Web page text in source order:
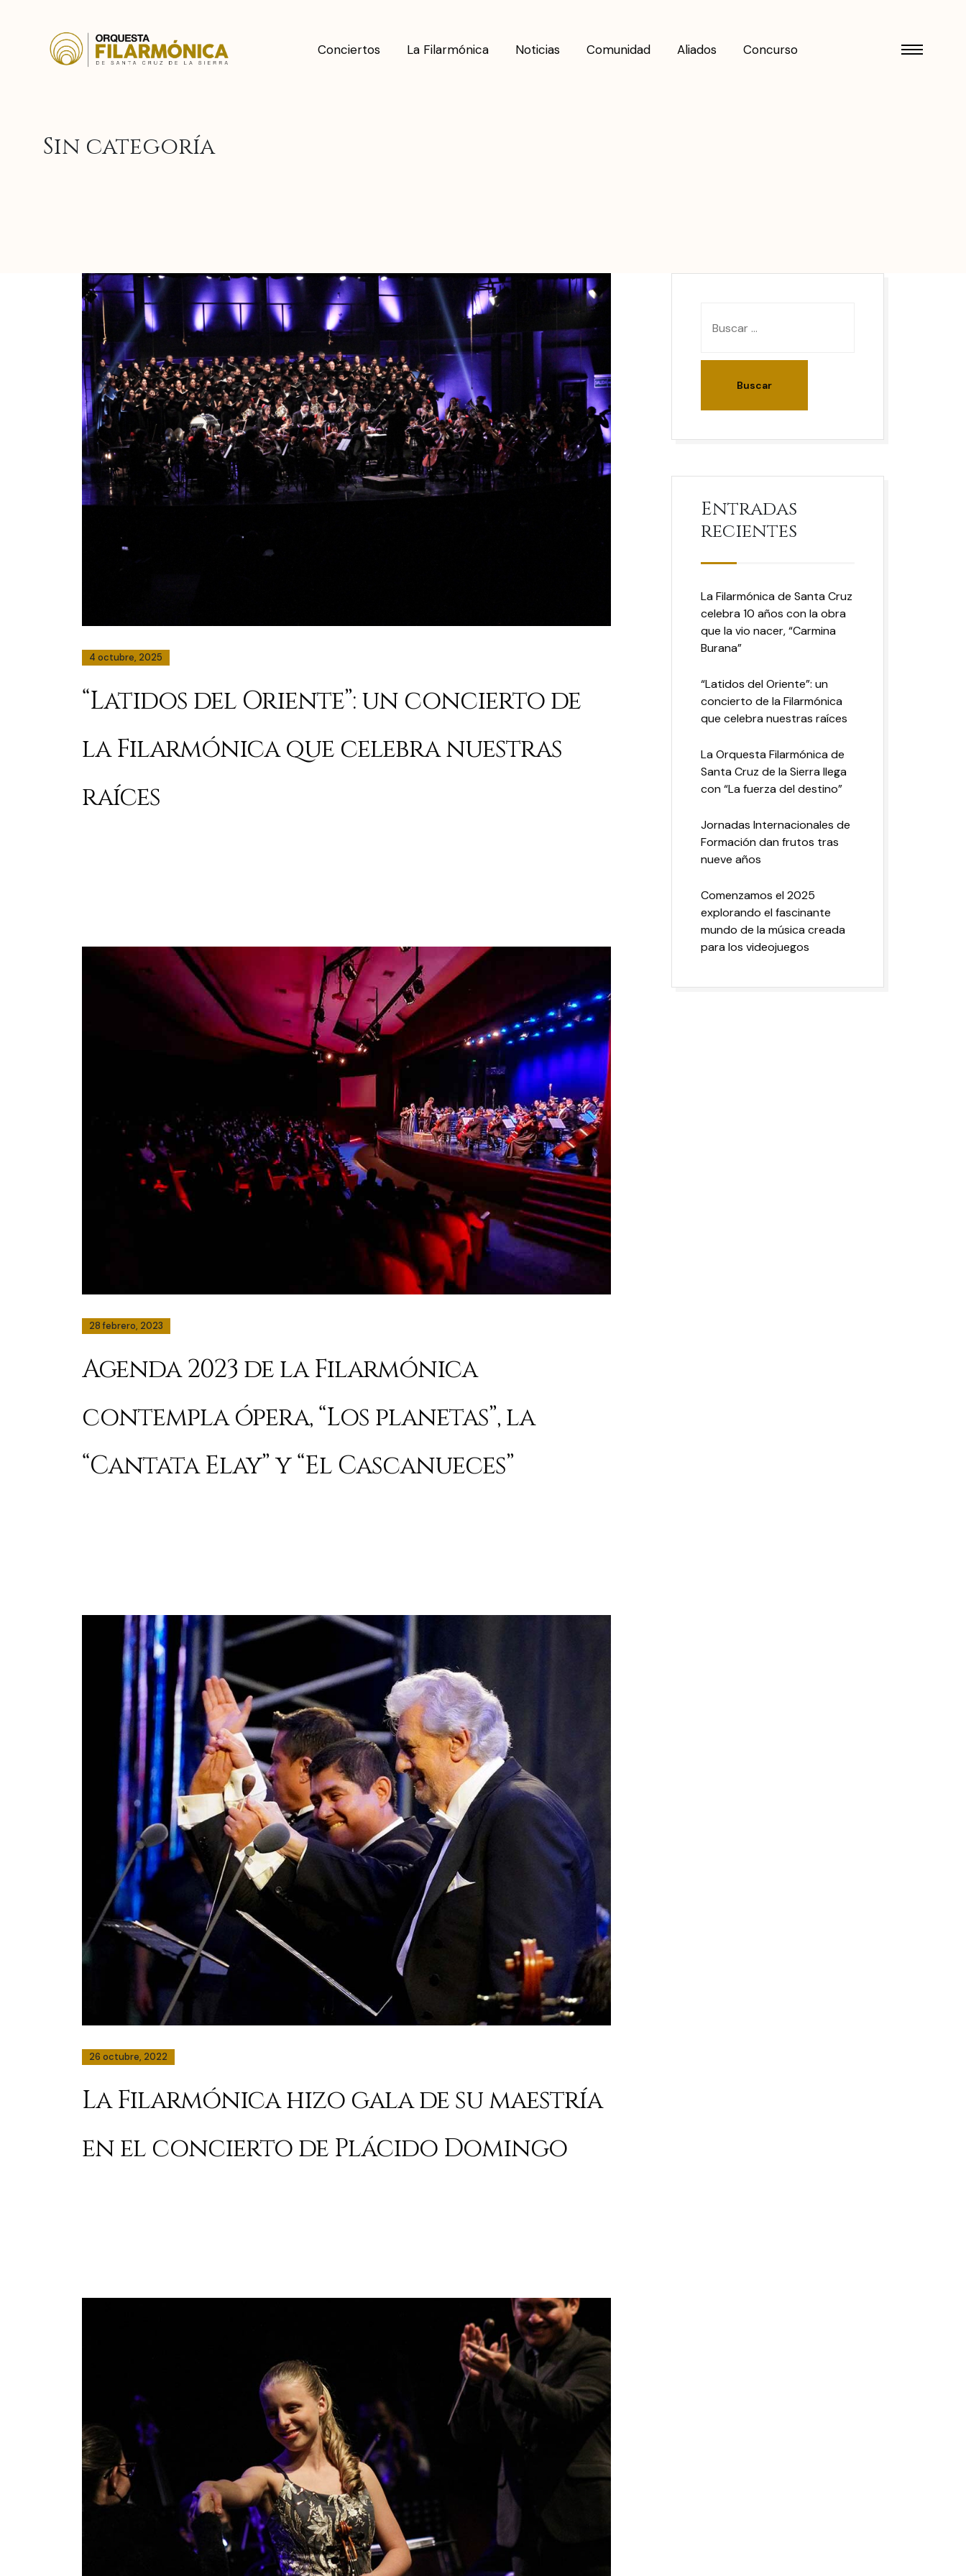
Conciertos La Filarmónica Noticias Comunidad Aliados Concurso
Sin categoría
4 octubre, 2025
“Latidos del Oriente”: un concierto de
la Filarmónica que celebra nuestras
raíces
28 febrero, 2023
Agenda 2023 de la Filarmónica
contempla ópera, “Los planetas”, la
“Cantata Elay” y “El Cascanueces”
26 octubre, 2022
La Filarmónica hizo gala de su maestría
en el concierto de Plácido Domingo
Entradas
recientes
La Filarmónica de Santa Cruz
celebra 10 años con la obra
que la vio nacer, “Carmina
Burana”
“Latidos del Oriente”: un
concierto de la Filarmónica
que celebra nuestras raíces
La Orquesta Filarmónica de
Santa Cruz de la Sierra llega
con “La fuerza del destino”
Jornadas Internacionales de
Formación dan frutos tras
nueve años
Comenzamos el 2025
explorando el fascinante
mundo de la música creada
para los videojuegos